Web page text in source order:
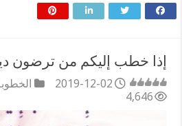
إذا خطب إليكم من ترضون
2019-12-02
4,646